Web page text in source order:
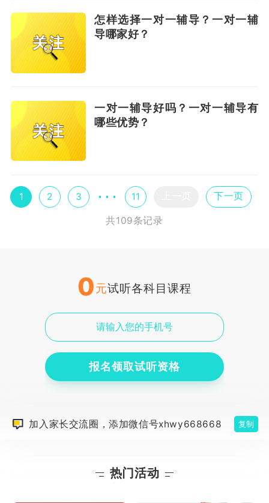
怎样选择一对一辅导？一对一辅
导哪家好？
一对一辅导好吗？一对一辅导有
哪些优势？
1 2 3 11 下一页
共109条记录
0元试听各科目课程
报名领取试听资格
加入家长交流圈，添加微信号xhwy668668 复制
热门活动